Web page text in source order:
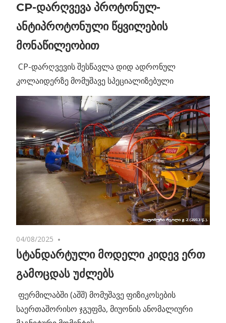
CP-დარღვევა პროტონულ-
ანტიპროტონული წყვილების
მონაწილეობით
CP-დარღვევის შესწავლა დიდ ადრონულ
კოლაიდერზე მომუშავე სპეციალიზებული
04/08/2025
სტანდარტული მოდელი კიდევ ერთ
გამოცდას უძლებს
ფერმილაბში (აშშ) მომუშავე ფიზიკოსების
საერთაშორისო ჯგუფმა, მიუონის ანომალიური